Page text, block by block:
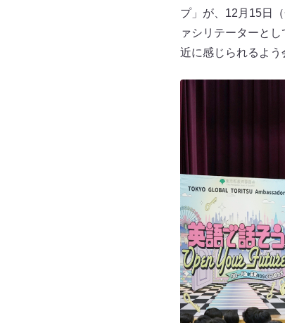
プ」が、12月15日
ァシリテーターと
近に感じられるよう